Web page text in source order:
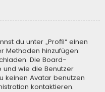
du unter „Profil“ einen
Methoden hinzufügen:
Die Board-
und wie die Benutzer
keinen Avatar benutzen
kontaktieren.